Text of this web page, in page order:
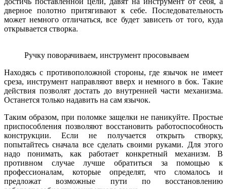
дверное полотно притягивают к себе. Последовательность
может немного отличаться, все будет зависеть от того, куда
открывается створка.
Ручку поворачиваем, инструмент просовываем
Находясь с противоположной стороны, где язычок не имеет
среза, инструмент направляют вверх и немного в бок. Такие
действия позволят достать до внутренней части механизма.
Останется только надавить на сам язычок.
Таким образом, при поломке защелки не паникуйте. Простые
приспособления позволяют восстановить работоспособность
конструкции. Если не получается открыть створку,
попытайтесь сначала все сделать своими руками. Для этого
надо понимать, как работает конкретный механизм. В
противном случае лучше обратиться за помощью к
профессионалам, которые определят, что сломалось и
предложат возможные пути по восстановлению